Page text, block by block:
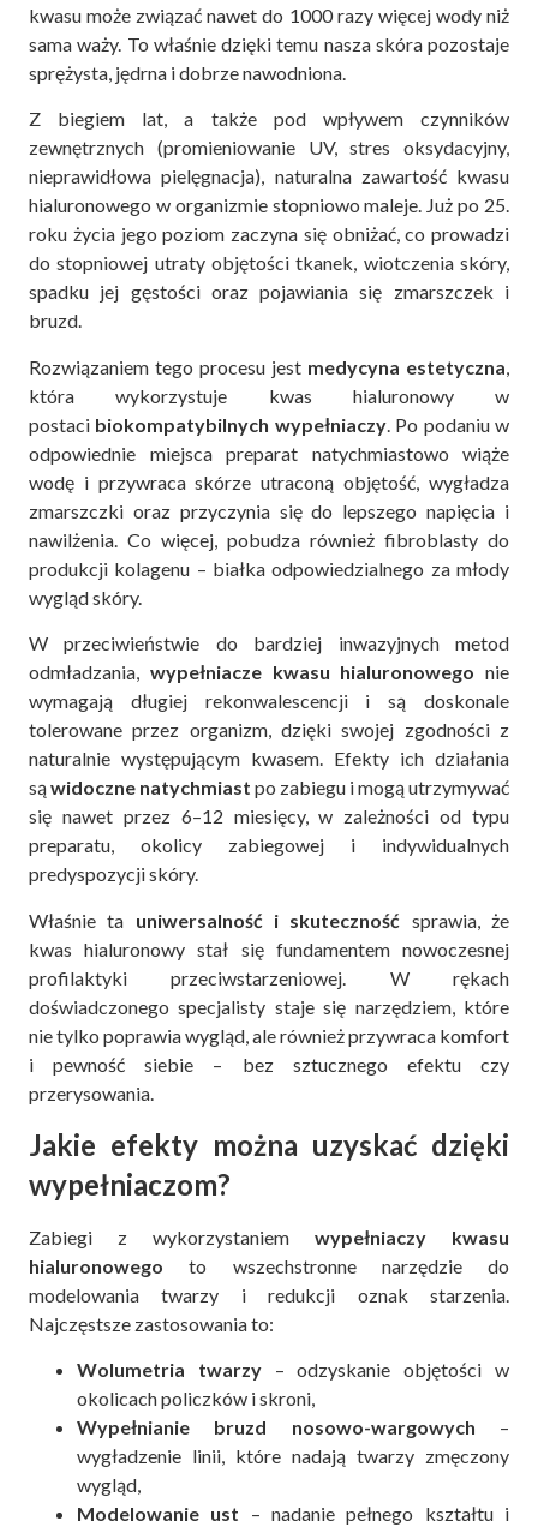
kwasu może związać nawet do 1000 razy więcej wody niż
sama waży. To właśnie dzięki temu nasza skóra pozostaje
sprężysta, jędrna i dobrze nawodniona.
Z biegiem lat, a także pod wpływem czynników
zewnętrznych (promieniowanie UV, stres oksydacyjny,
nieprawidłowa pielęgnacja), naturalna zawartość kwasu
hialuronowego w organizmie stopniowo maleje. Już po 25.
roku życia jego poziom zaczyna się obniżać, co prowadzi
do stopniowej utraty objętości tkanek, wiotczenia skóry,
spadku jej gęstości oraz pojawiania się zmarszczek i
bruzd.
Rozwiązaniem tego procesu jest medycyna estetyczna
która wykorzystuje kwas hialuronowy w
postaci biokompatybilnych wypełniaczy. Po podaniu w
odpowiednie miejsca preparat natychmiastowo wiąże
wodę i przywraca skórze utraconą objętość, wygładza
zmarszczki oraz przyczynia się do lepszego napięcia i
nawilżenia. Co więcej, pobudza również fibroblasty do
produkcji kolagenu – białka odpowiedzialnego za młody
wygląd skóry.
W przeciwieństwie do bardziej inwazyjnych metod
odmładzania, wypełniacze kwasu hialuronowego nie
wymagają długiej rekonwalescencji i są doskonale
tolerowane przez organizm, dzięki swojej zgodności z
naturalnie występującym kwasem. Efekty ich działania
sąwidoczne natychmiast po zabiegu i mogą utrzymywać
się nawet przez 6–12 miesięcy, w zależności od typu
preparatu, okolicy zabiegowej i indywidualnych
predyspozycji skóry.
Właśnie ta uniwersalność i skuteczność sprawia, że
kwas hialuronowy stał się fundamentem nowoczesnej
profilaktyki przeciwstarzeniowej. W rękach
doświadczonego specjalisty staje się narzędziem, które
nie tylko poprawia wygląd, ale również przywraca komfort
i pewność siebie – bez sztucznego efektu czy
przerysowania.
Jakie efekty można uzyskać dzięki
wypełniaczom?
Zabiegi z wykorzystaniem wypełniaczy kwasu
hialuronowego to wszechstronne narzędzie do
modelowania twarzy i redukcji oznak starzenia.
Najczęstsze zastosowania to:
Wolumetria twarzy– odzyskanie objętości w
okolicach policzków i skroni,
Wypełnianie bruzd nosowo-wargowych –
wygładzenie linii, które nadają twarzy zmęczony
wygląd,
Modelowanie ust – nadanie pełnego kształtu i